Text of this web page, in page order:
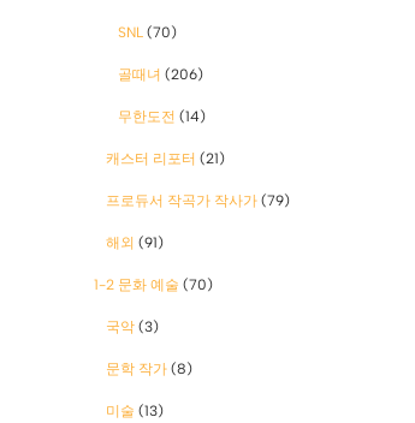
SNL (70)
골때녀 (206)
무한도전 (14)
캐스터 리포터 (21)
프로듀서 작곡가 작사가 (79)
해외 (91)
1-2 문화 예술 (70)
국악 (3)
문학 작가 (8)
미술 (13)